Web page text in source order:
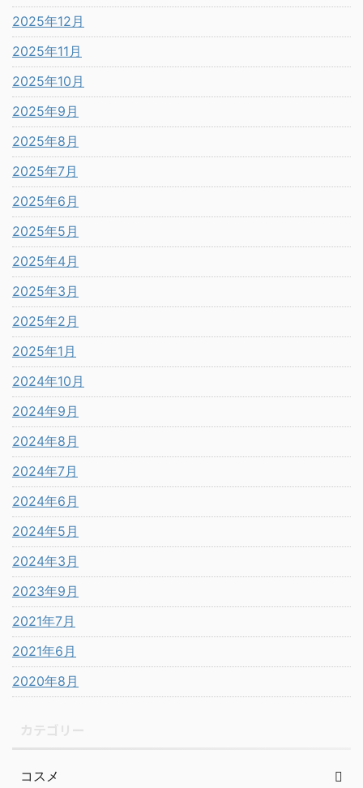
2025年12月
2025年11月
2025年10月
2025年9月
2025年8月
2025年7月
2025年6月
2025年5月
2025年4月
2025年3月
2025年2月
2025年1月
2024年10月
2024年9月
2024年8月
2024年7月
2024年6月
2024年5月
2024年3月
2023年9月
2021年7月
2021年6月
2020年8月
コスメ